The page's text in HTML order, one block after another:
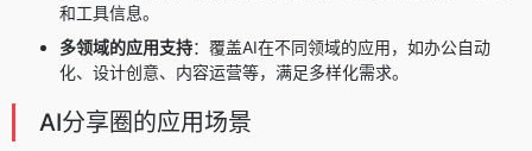
和工具信息。
多领域的应用支持：覆盖AI在不同领域的应用，如办公自动
化、设计创意、内容运营等，满足多样化需求。
AI分享圈的应用场景